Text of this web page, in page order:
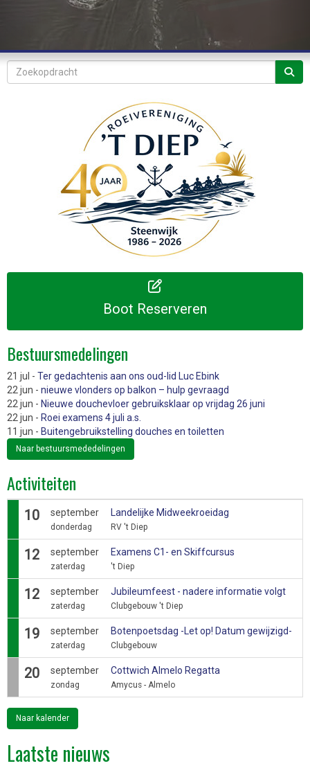
Boot Reserveren
Bestuursmedelingen
21 jul - Ter gedachtenis aan ons oud-lid Luc Ebink
22 jun - nieuwe vlonders op balkon – hulp gevraagd
22 jun - Nieuwe douchevloer gebruiksklaar op vrijdag 26 juni
22 jun - Roei examens 4 juli a.s.
11 jun - Buitengebruikstelling douches en toiletten
Naar bestuursmededelingen
Activiteiten
10 september
donderdag
Landelijke Midweekroeidag
RV 't Diep
12 september
zaterdag
Examens C1- en Skiffcursus
't Diep
12 september
zaterdag
Jubileumfeest - nadere informatie volgt
Clubgebouw 't Diep
19 september
zaterdag
Botenpoetsdag -Let op! Datum gewijzigd-
Clubgebouw
20 september
zondag
Cottwich Almelo Regatta
Amycus - Almelo
Naar kalender
Laatste nieuws